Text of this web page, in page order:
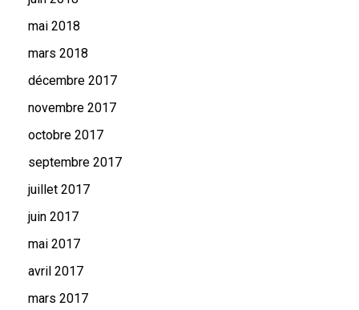
mai 2018
mars 2018
décembre 2017
novembre 2017
octobre 2017
septembre 2017
juillet 2017
juin 2017
mai 2017
avril 2017
mars 2017